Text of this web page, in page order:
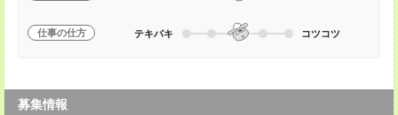
仕事の仕方 テキパキ コツコツ
募集情報